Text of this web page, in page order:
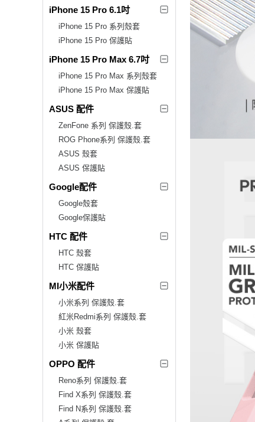
iPhone 15 Pro 6.1吋
iPhone 15 Pro 系列殼套
iPhone 15 Pro 保護貼
iPhone 15 Pro Max 6.7吋
iPhone 15 Pro Max 系列殼套
iPhone 15 Pro Max 保護貼
ASUS 配件
ZenFone 系列 保護殼.套
ROG Phone系列 保護殼.套
ASUS 殼套
ASUS 保護貼
Google配件
Google殼套
Google保護貼
HTC 配件
HTC 殼套
HTC 保護貼
MI小米配件
小米系列 保護殼.套
紅米Redmi系列 保護殼.套
小米 殼套
小米 保護貼
OPPO 配件
Reno系列 保護殼.套
Find X系列 保護殼.套
Find N系列 保護殼.套